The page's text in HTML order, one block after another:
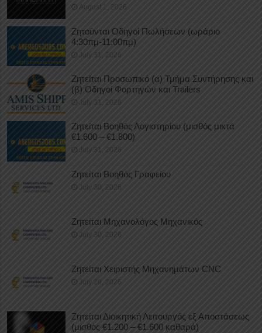
August 1, 2026
Ζητούνται Οδηγοί Πωλήσεων (ωράριο
4:30πμ-11:00πμ)
July 31, 2026
Ζητείται Προσωπικό (α) Τμήμα Συντήρησης και
(β) Οδηγοί Φορτηγών και Trailers
July 31, 2026
Ζητείται Βοηθός Λογιστηρίου (μισθός μικτά
€1.600 – €1.800)
July 31, 2026
Ζητείται Βοηθός Γραφείου
July 30, 2026
Ζητείται Μηχανολόγος Μηχανικός
July 30, 2026
Ζητείται Χειριστής Μηχανημάτων CNC
July 29, 2026
Ζητείται Διοικητική Λειτουργός εξ Αποστάσεως
(μισθός €1.200 – €1.600 καθαρά)